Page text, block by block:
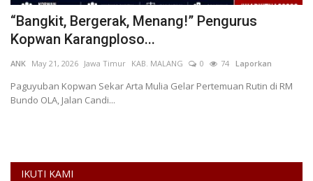
“Bangkit, Bergerak, Menang!” Pengurus
Kopwan Karangploso...
ANK May 21, 2026 Jawa Timur KAB. MALANG 0 74 Laporkan
Paguyuban Kopwan Sekar Arta Mulia Gelar Pertemuan Rutin di RM
Bundo OLA, Jalan Candi...
IKUTI KAMI